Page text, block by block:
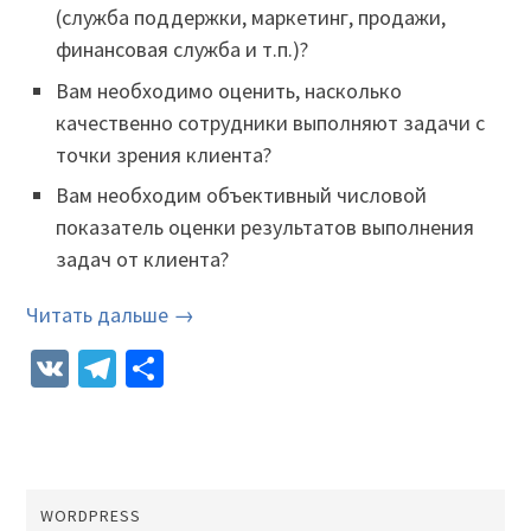
(служба поддержки, маркетинг, продажи,
финансовая служба и т.п.)?
Вам необходимо оценить, насколько
качественно сотрудники выполняют задачи с
точки зрения клиента?
Вам необходим объективный числовой
показатель оценки результатов выполнения
задач от клиента?
Читать дальше →
VK Telegram
WORDPRESS